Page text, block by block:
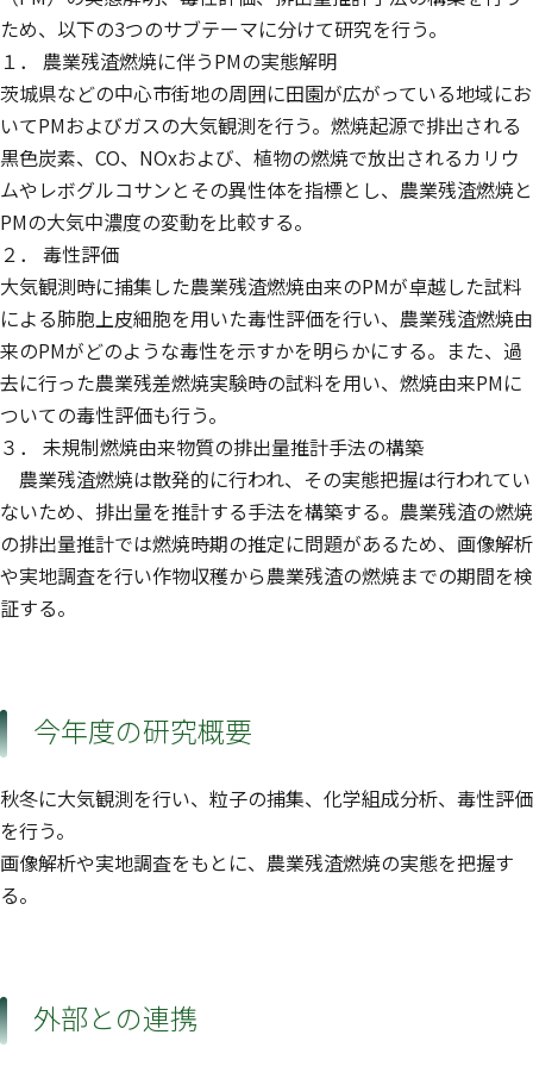
ため、以下の3つのサブテーマに分けて研究を行う。
１． 農業残渣燃焼に伴うPMの実態解明
茨城県などの中心市街地の周囲に田園が広がっている地域にお
いてPMおよびガスの大気観測を行う。燃焼起源で排出される
黒色炭素、CO、NOxおよび、植物の燃焼で放出されるカリウ
ムやレボグルコサンとその異性体を指標とし、農業残渣燃焼と
PMの大気中濃度の変動を比較する。
２． 毒性評価
大気観測時に捕集した農業残渣燃焼由来のPMが卓越した試料
による肺胞上皮細胞を用いた毒性評価を行い、農業残渣燃焼由
来のPMがどのような毒性を示すかを明らかにする。また、過
去に行った農業残差燃焼実験時の試料を用い、燃焼由来PMに
ついての毒性評価も行う。
３． 未規制燃焼由来物質の排出量推計手法の構築
農業残渣燃焼は散発的に行われ、その実態把握は行われてい
ないため、排出量を推計する手法を構築する。農業残渣の燃焼
の排出量推計では燃焼時期の推定に問題があるため、画像解析
や実地調査を行い作物収穫から農業残渣の燃焼までの期間を検
証する。
今年度の研究概要
秋冬に大気観測を行い、粒子の捕集、化学組成分析、毒性評価
を行う。
画像解析や実地調査をもとに、農業残渣燃焼の実態を把握す
る。
外部との連携